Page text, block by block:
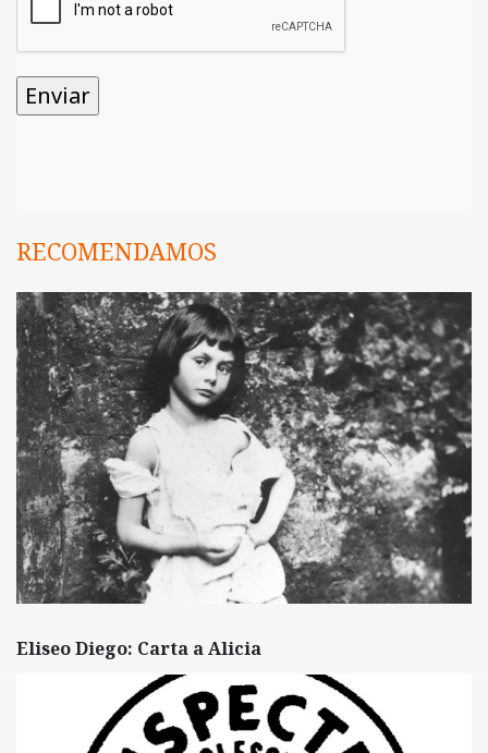
RECOMENDAMOS
Eliseo Diego: Carta a Alicia